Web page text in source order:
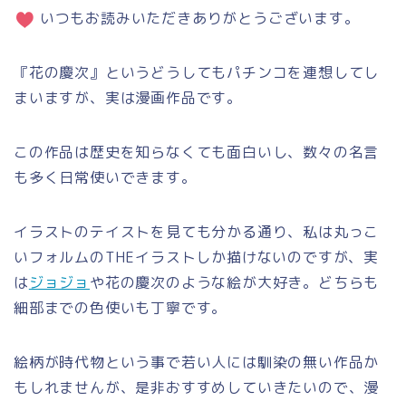
いつもお読みいただきありがとうございます。
『花の慶次』というどうしてもパチンコを連想してし
まいますが、実は漫画作品です。
この作品は歴史を知らなくても面白いし、数々の名言
も多く日常使いできます。
イラストのテイストを見ても分かる通り、私は丸っこ
いフォルムのTHEイラストしか描けないのですが、実
はジョジョ や花の慶次のような絵が大好き。どちらも
細部までの色使いも丁寧です。
絵柄が時代物という事で若い人には馴染の無い作品か
もしれませんが、是非おすすめしていきたいので、漫